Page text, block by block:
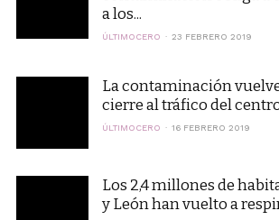
a los...
ÚLTIMOCERO 23 FEBRERO 2019
La contaminación
cierre al tráfico del
ÚLTIMOCERO 16 FEBRERO 2019
Los 2,4 millones de
y León han vuelto a